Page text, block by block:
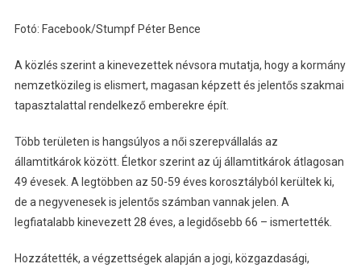
Fotó: Facebook/Stumpf Péter Bence
A közlés szerint a kinevezettek névsora mutatja, hogy a kormány
nemzetközileg is elismert, magasan képzett és jelentős szakmai
tapasztalattal rendelkező emberekre épít.
Több területen is hangsúlyos a női szerepvállalás az
államtitkárok között. Életkor szerint az új államtitkárok átlagosan
49 évesek. A legtöbben az 50-59 éves korosztályból kerültek ki,
de a negyvenesek is jelentős számban vannak jelen. A
legfiatalabb kinevezett 28 éves, a legidősebb 66 – ismertették.
Hozzátették, a végzettségek alapján a jogi, közgazdasági,